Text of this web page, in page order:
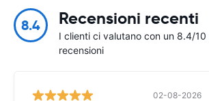
8.4 Recensioni recenti
I clienti ci valutano con un 8.4/10
recensioni
02-08-2026